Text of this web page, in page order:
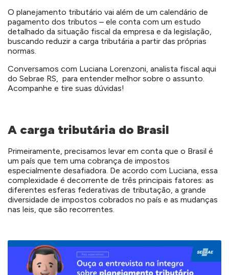
O planejamento tributário vai além de um calendário de
pagamento dos tributos – ele conta com um estudo
detalhado da situação fiscal da empresa e da legislação,
buscando reduzir a carga tributária a partir das próprias
normas.
Conversamos com Luciana Lorenzoni, analista fiscal aqui
do Sebrae RS, para entender melhor sobre o assunto.
Acompanhe e tire suas dúvidas!
A carga tributária do Brasil
Primeiramente, precisamos levar em conta que o Brasil é
um país que tem uma cobrança de impostos
especialmente desafiadora. De acordo com Luciana, essa
complexidade é decorrente de três principais fatores: as
diferentes esferas federativas de tributação, a grande
diversidade de impostos cobrados no país e as mudanças
nas leis, que são recorrentes.